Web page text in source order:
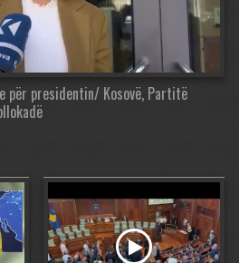
për presidentin/ Kosovë, Partitë